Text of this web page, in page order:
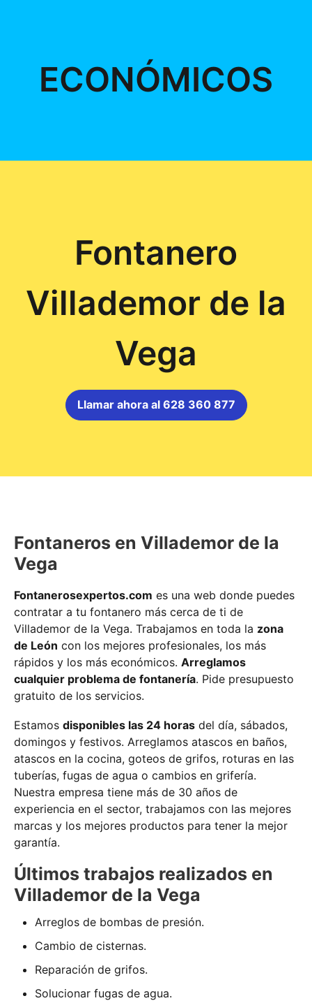
ECONÓMICOS
Fontanero
Villademor de la
Vega
Llamar ahora al 628 360 877
Fontaneros en Villademor de la
Vega
Fontanerosexpertos.com es una web donde puedes
contratar a tu fontanero más cerca de ti de
Villademor de la Vega. Trabajamos en toda la zona
de León con los mejores profesionales, los más
rápidos y los más económicos. Arreglamos
cualquier problema de fontanería. Pide presupuesto
gratuito de los servicios.
Estamos disponibles las 24 horas del día, sábados,
domingos y festivos. Arreglamos atascos en baños,
atascos en la cocina, goteos de grifos, roturas en las
tuberías, fugas de agua o cambios en grifería.
Nuestra empresa tiene más de 30 años de
experiencia en el sector, trabajamos con las mejores
marcas y los mejores productos para tener la mejor
garantía.
Últimos trabajos realizados en
Villademor de la Vega
Arreglos de bombas de presión.
Cambio de cisternas.
Reparación de grifos.
Solucionar fugas de agua.